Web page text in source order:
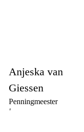
Anjeska van
Giessen
Penningmeester
'